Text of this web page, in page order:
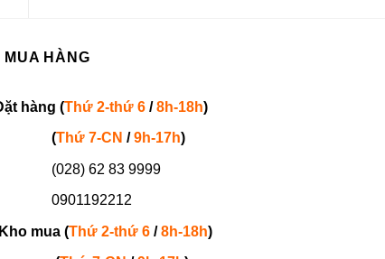
MUA HÀNG
hàng (Thứ 2-thứ 6 /8h-18h)
(Thứ 7-CN /9h-17h)
(028) 62 83 9999
mua (Thứ 2-thứ 6 /8h-18h)